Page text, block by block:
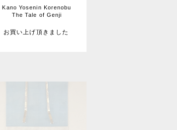
Kano Yosenin Korenobu
The Tale of Genji
お買い上げ頂きました